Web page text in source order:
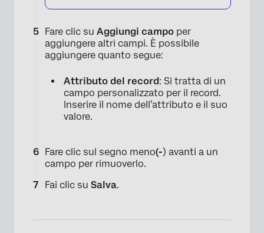
Fare clic su Aggiungi campo per
aggiungere altri campi. È possibile
aggiungere quanto segue:
Attributo del record: Si tratta di un
campo personalizzato per il record.
Inserire il nome dell’attributo e il suo
valore.
Fare clic sul segno meno(-) avanti a un
campo per rimuoverlo.
Fai clic su Salva.